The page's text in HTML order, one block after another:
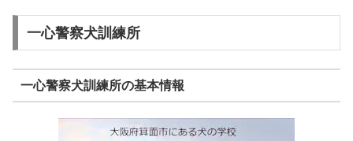
一心警察犬訓練所
一心警察犬訓練所の基本情報